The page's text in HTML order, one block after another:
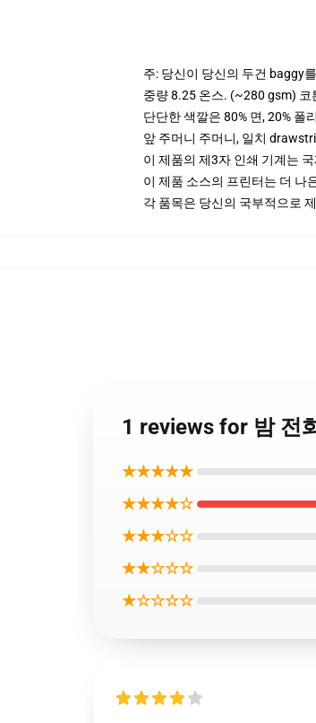
주: 당신이 당신의 두건 baggy
중량 8.25 온스. (~280 gsm) 코
단단한 색깔은 80% 면, 20% 폴
앞 주머니 주머니, 일치
이 제품의 제3자 인쇄 기계는
이 제품 소스의 프린터는 더 나
각 품목은 당신의 국부적으로
1 reviews for 밤 전
★★★★★
★★★★☆
★★★☆☆
★★☆☆☆
★☆☆☆☆